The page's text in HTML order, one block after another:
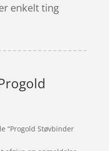
enkelt ting
“Progold Støvbinder